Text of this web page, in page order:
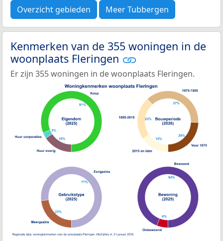
Overzicht gebieden Meer Tubbergen
Kenmerken van de 355 woningen in de
woonplaats Fleringen
Er zijn 355 woningen in de woonplaats Fleringen.